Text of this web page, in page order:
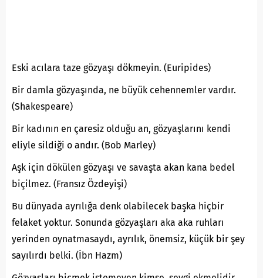
Eski acılara taze gözyaşı dökmeyin. (Euripides)
Bir damla gözyaşında, ne büyük cehennemler vardır.
(Shakespeare)
Bir kadının en çaresiz olduğu an, gözyaşlarını kendi
eliyle sildiği o andır. (Bob Marley)
Aşk için dökülen gözyaşı ve savaşta akan kana bedel
biçilmez. (Fransız Özdeyişi)
Bu dünyada ayrılığa denk olabilecek başka hiçbir
felaket yoktur. Sonunda gözyaşları aka aka ruhları
yerinden oynatmasaydı, ayrılık, önemsiz, küçük bir şey
sayılırdı belki. (İbn Hazm)